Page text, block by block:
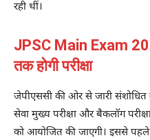
रही थीं।
JPSC Main Exam
तक होगी परीक्षा
जेपीएससी की ओर से जारी
सेवा मुख्य परीक्षा और बैकलॉग
को आयोजित की जाएगी। इससे पहले